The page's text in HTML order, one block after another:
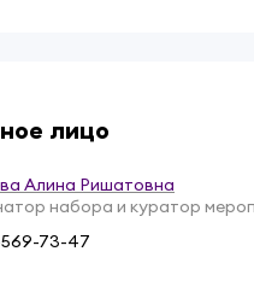
лицо
Алина Ришатовна
набора и куратор
73-47